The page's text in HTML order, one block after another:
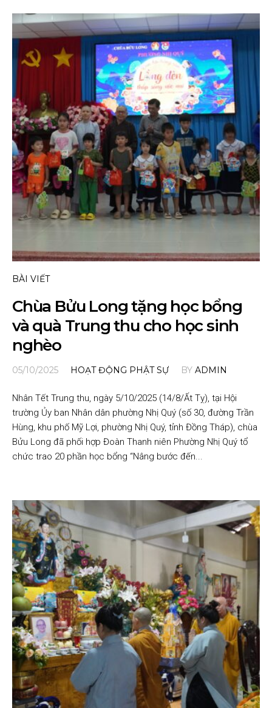
BÀI VIẾT
Chùa Bửu Long tặng học bổng
và quà Trung thu cho học sinh
nghèo
05/10/2025 HOẠT ĐỘNG PHẬT SỰ BY ADMIN
Nhân Tết Trung thu, ngày 5/10/2025 (14/8/Ất Tỵ), tại Hội
trường Ủy ban Nhân dân phường Nhị Quý (số 30, đường Trần
Hùng, khu phố Mỹ Lợi, phường Nhị Quý, tỉnh Đồng Tháp), chùa
Bửu Long đã phối hợp Đoàn Thanh niên Phường Nhị Quý tổ
chức trao 20 phần học bổng “Nâng bước đến...